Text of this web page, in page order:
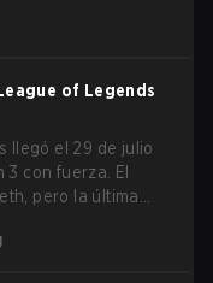
of Legends
llegó el 29 de julio
con fuerza. El
pero la última
Con un